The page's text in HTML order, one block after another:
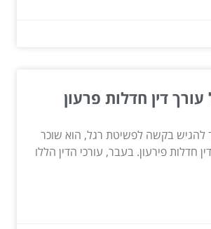
דין חדלות פרעון
להגיש בקשה לפשיטת רגל, הוא שוכר
חדלות פירעון. בעבר, עורכי הדין הללו